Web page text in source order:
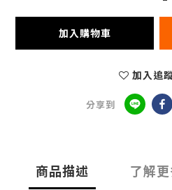
加入購物車
加入追
分享到
商品描述 了解